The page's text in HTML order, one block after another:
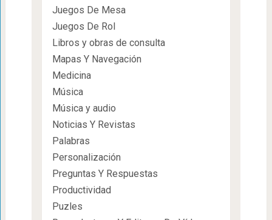
Juegos De Mesa
Juegos De Rol
Libros y obras de consulta
Mapas Y Navegación
Medicina
Música
Música y audio
Noticias Y Revistas
Palabras
Personalización
Preguntas Y Respuestas
Productividad
Puzles